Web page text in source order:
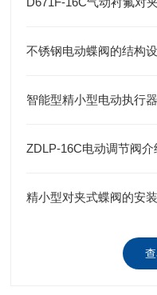
不锈钢电动蝶阀的结构
智能型精小型电动执行
ZDLP-16C电动调节阀介
精小型对夹式蝶阀的安